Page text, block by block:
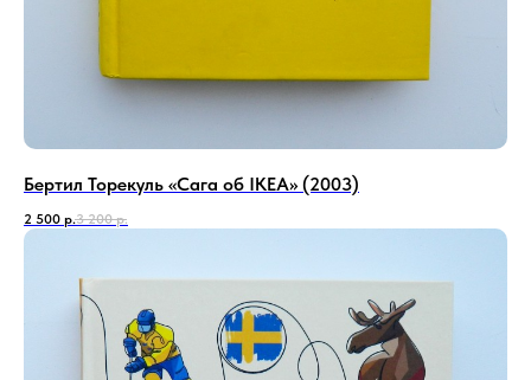
Бертил Торекуль «Сага об IKEA» (2003)
2 500 р.3 200 р.